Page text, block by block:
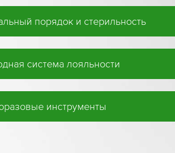
порядок и стерильность
система лояльности
инструменты